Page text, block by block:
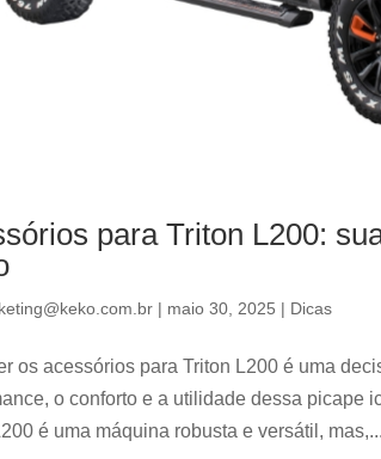
para Triton L200:
| maio 30, 2025 | Dicas
os acessórios para Triton L200 é uma
o conforto e a utilidade dessa picape
é uma máquina robusta e versátil, mas,...